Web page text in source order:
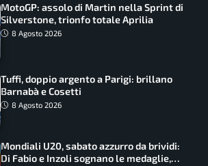
MotoGP: assolo di Martin nella Sprint di
Silverstone, trionfo totale Aprilia
8 Agosto 2026
Tuffi, doppio argento a Parigi: brillano
Barnabà e Cosetti
8 Agosto 2026
Mondiali U20, sabato azzurro da brividi:
Di Fabio e Inzoli sognano le medaglie,